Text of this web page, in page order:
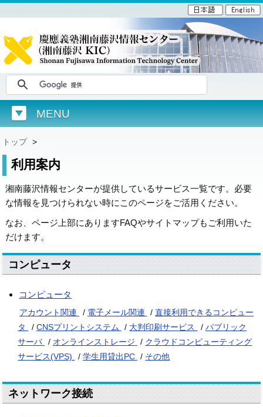
MENU
トップ >
利用案内
湘南藤沢情報センターが提供しているサービス一覧です。必要
な情報を見つけられない時にこのページをご活用ください。
なお、ページ上部にありますFAQやサイトマップもご利用いた
だけます。
コンピュータ
コンピュータ
アカウント関連 / 電子メール関連 /直接利用できるコンピュー
タ
/ CNSプリントシステム / 大判印刷サービス /パブリック
サーバ / オンラインストレージ / クラウドコンピューティング
サービス(VPS)
/ 学生用貸出PC / その他
ネットワーク接続